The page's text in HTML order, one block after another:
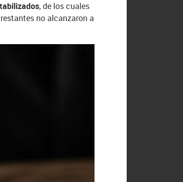
, de los cuales
no alcanzaron a